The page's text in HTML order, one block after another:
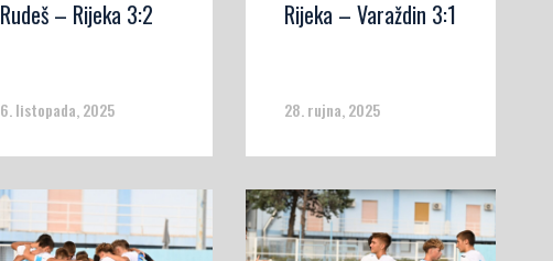
Rudeš – Rijeka 3:2
6. listopada, 2025
Rijeka – Varaždin 3:1
28. rujna, 2025